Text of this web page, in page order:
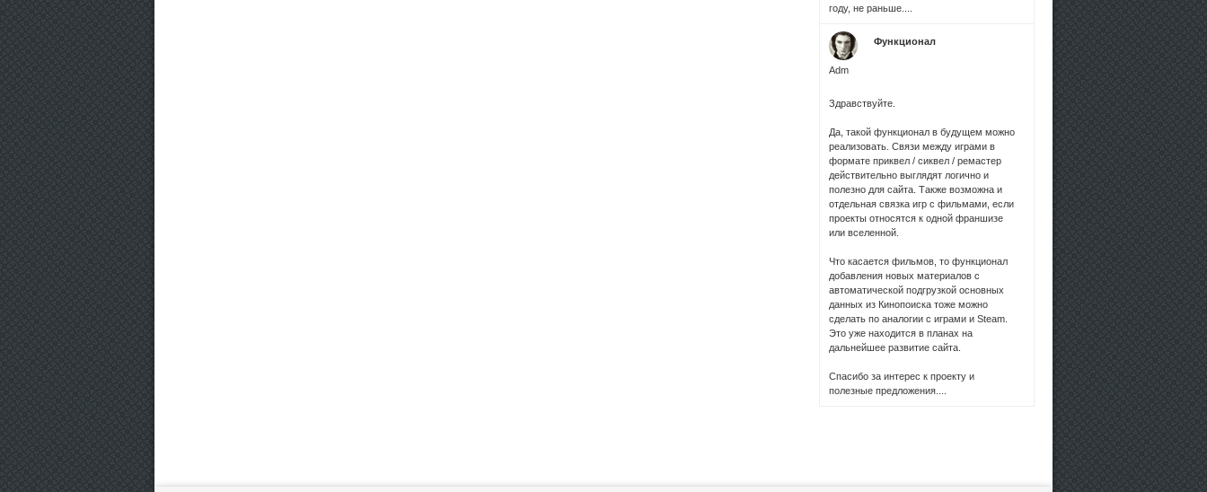
году, не раньше....
Adm
Функционал
Здравствуйте.
Да, такой функционал в будущем можно
реализовать. Связи между играми в
формате приквел / сиквел / ремастер
действительно выглядят логично и
полезно для сайта. Также возможна и
отдельная связка игр с фильмами, если
проекты относятся к одной франшизе
или вселенной.
Что касается фильмов, то функционал
добавления новых материалов с
автоматической подгрузкой основных
данных из Кинопоиска тоже можно
сделать по аналогии с играми и Steam.
Это уже находится в планах на
дальнейшее развитие сайта.
Спасибо за интерес к проекту и
полезные предложения....